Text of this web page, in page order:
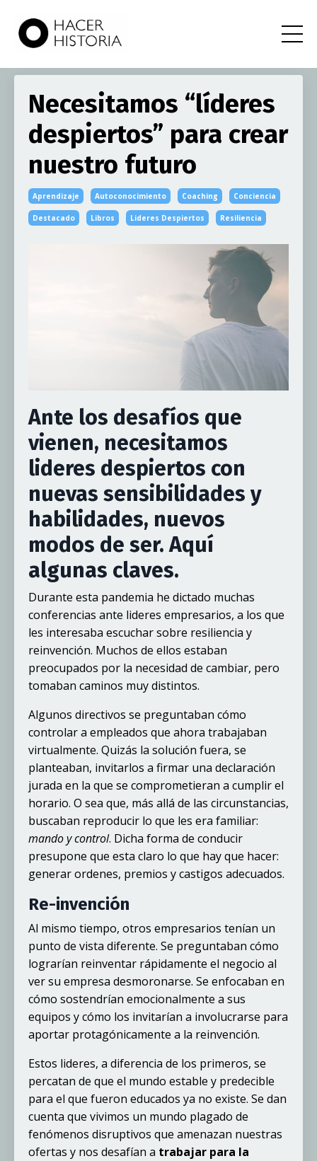
Necesitamos “líderes
despiertos” para crear
nuestro futuro
Aprendizaje Autoconocimiento Coaching Conciencia
Destacado Libros Lideres Despiertos Resiliencia
Ante los desafíos que
vienen, necesitamos
lideres despiertos con
nuevas sensibilidades y
habilidades, nuevos
modos de ser. Aquí
algunas claves.
Durante esta pandemia he dictado muchas
conferencias ante lideres empresarios, a los que
les interesaba escuchar sobre resiliencia y
reinvención. Muchos de ellos estaban
preocupados por la necesidad de cambiar, pero
tomaban caminos muy distintos.
Algunos directivos se preguntaban cómo
controlar a empleados que ahora trabajaban
virtualmente. Quizás la solución fuera, se
planteaban, invitarlos a firmar una declaración
jurada en la que se comprometieran a cumplir el
horario. O sea que, más allá de las circunstancias,
buscaban reproducir lo que les era familiar:
mando y control. Dicha forma de conducir
presupone que esta claro lo que hay que hacer:
generar ordenes, premios y castigos adecuados.
Re-invención
Al mismo tiempo, otros empresarios tenían un
punto de vista diferente. Se preguntaban cómo
lograrían reinventar rápidamente el negocio al
ver su empresa desmoronarse. Se enfocaban en
cómo sostendrían emocionalmente a sus
equipos y cómo los invitarían a involucrarse para
aportar protagónicamente a la reinvención.
Estos lideres, a diferencia de los primeros, se
percatan de que el mundo estable y predecible
para el que fueron educados ya no existe. Se dan
cuenta que vivimos un mundo plagado de
fenómenos disruptivos que amenazan nuestras
ofertas y nos desafían a trabajar para la